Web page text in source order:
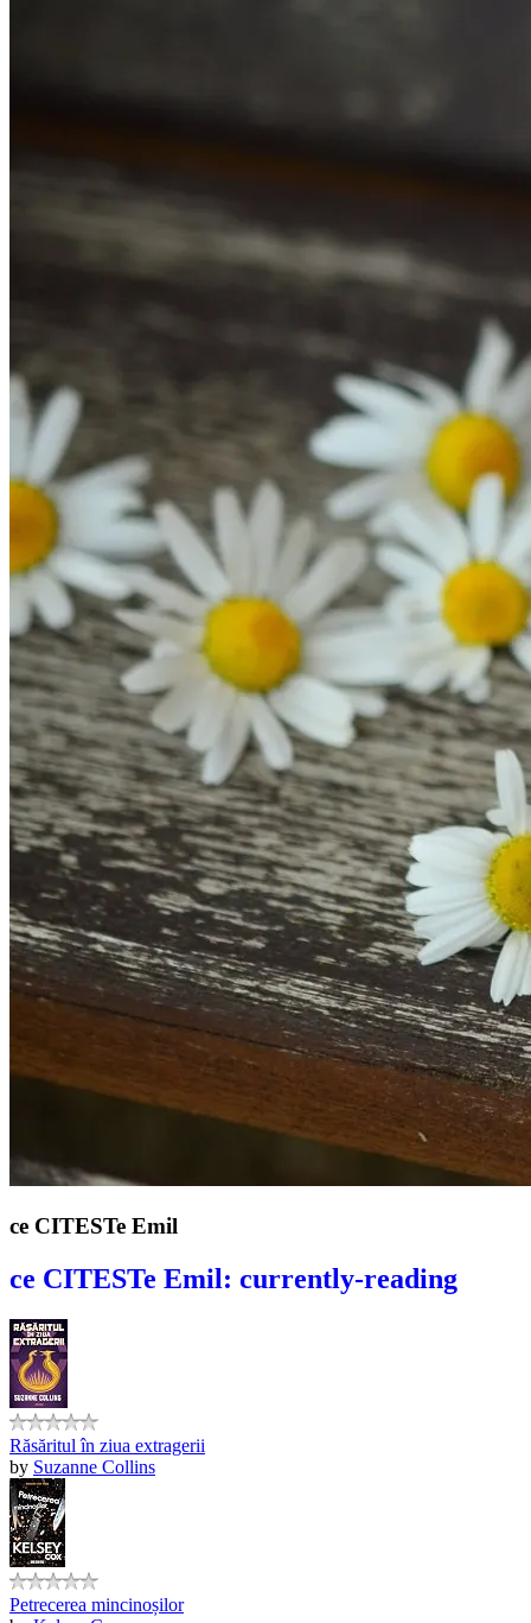
ce CITESTe Emil
ce CITESTe Emil: currently-reading
Răsăritul în ziua extragerii
by Suzanne Collins
Petrecerea mincinoșilor